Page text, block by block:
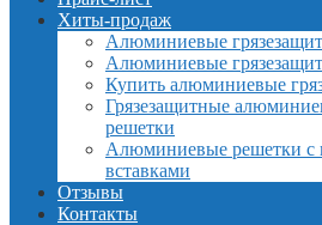
Хиты-продаж
Алюминиевые
Алюминиевые
Купить алюминиевые
Грязезащитные
решетки
Алюминиевые решетки с
вставками
Отзывы
Контакты